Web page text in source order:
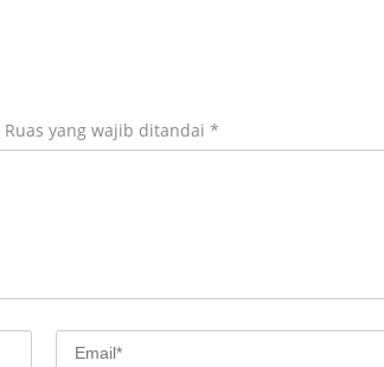
Ruas yang wajib ditandai *